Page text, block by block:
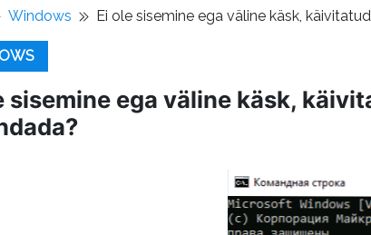
Windows Ei ole sisemine ega väline käsk,
sisemine ega väline käsk,